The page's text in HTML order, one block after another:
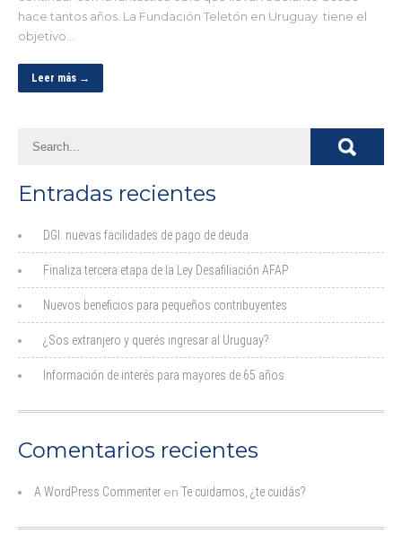
hace tantos años. La Fundación Teletón en Uruguay tiene el
objetivo…
Leer más →
Entradas recientes
DGI: nuevas facilidades de pago de deuda
Finaliza tercera etapa de la Ley Desafiliación AFAP
Nuevos beneficios para pequeños contribuyentes
¿Sos extranjero y querés ingresar al Uruguay?
Información de interés para mayores de 65 años
Comentarios recientes
A WordPress Commenter en Te cuidamos, ¿te cuidás?